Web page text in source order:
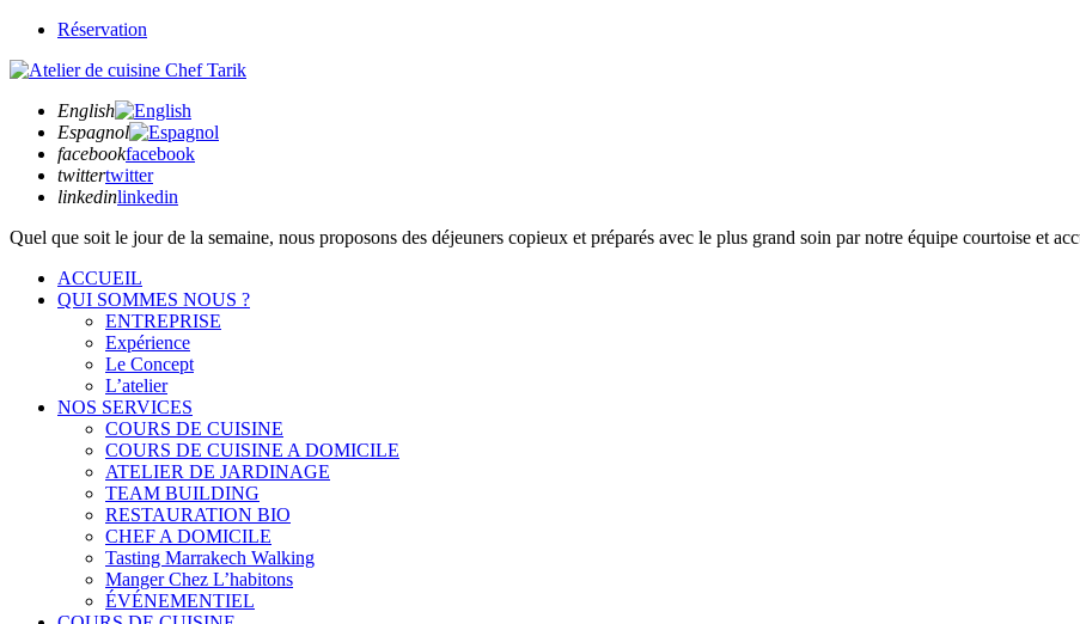
Réservation
English
Espagnol
facebookfacebook
twittertwitter
linkedinlinkedin
Quel que soit le jour de la semaine, nous proposons des déjeuners copieux et préparés avec le plus grand soin par notre équipe courtoise et
ACCUEIL
QUI SOMMES NOUS ?
ENTREPRISE
Expérience
Le Concept
L’atelier
NOS SERVICES
COURS DE CUISINE
COURS DE CUISINE A DOMICILE
ATELIER DE JARDINAGE
TEAM BUILDING
RESTAURATION BIO
CHEF A DOMICILE
Tasting Marrakech Walking
Manger Chez L’habitons
ÉVÉNEMENTIEL